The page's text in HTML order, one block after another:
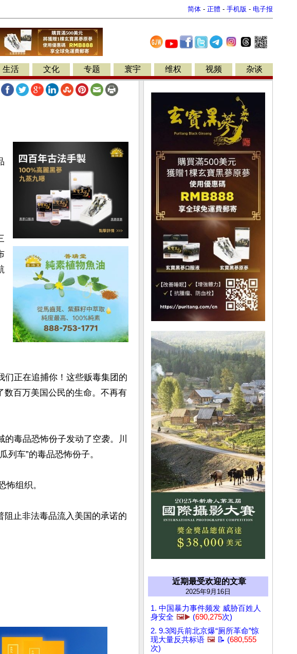
简体 - 正體 - 手机版 - 电子报
生活 文化 专题 寰宇 维权 视频 杂谈
们正在追捕你！这些贩毒集团的
数百万美国公民的生命。不再有
毒品恐怖份子发动了空袭。川
列车”的毒品恐怖份子。
怖组织。
止非法毒品流入美国的承诺的
近期最受欢迎的文章
2025年9月16日
1. 中国暴力事件频发 威胁百姓人
身安全 🖼️▶️ (690,275次)
2. 9.3阅兵前北京爆“厕所革命”惊
现大量反共标语 🖼️ 📝 (680,555
次)